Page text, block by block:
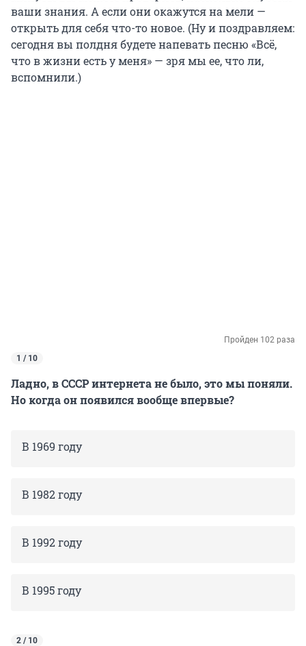
ваши знания. А если они окажутся на мели —
открыть для себя что-то новое. (Ну и поздравляем:
сегодня вы полдня будете напевать песню «Всё,
что в жизни есть у меня» — зря мы ее, что ли,
вспомнили.)
Пройден 102 раза
1 / 10
Ладно, в СССР интернета не было, это мы поняли.
Но когда он появился вообще впервые?
В 1969 году
В 1982 году
В 1992 году
В 1995 году
2 / 10